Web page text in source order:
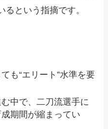
という指摘です。
も“エリート”水準を要
中で、二刀流選手に
期間が縮まってい